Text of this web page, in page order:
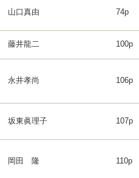
山口真由 74p
藤井龍二 100p
永井孝尚 106p
坂東眞理子 107p
岡田 隆 110p